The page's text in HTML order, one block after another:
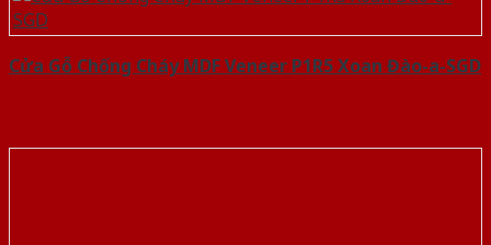
Cửa Gỗ Chống Cháy MDF Veneer P1R5 Xoan Đào-a-SGD